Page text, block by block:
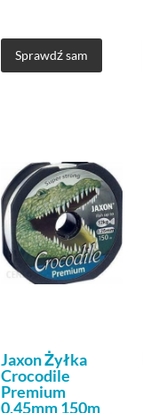
Sprawdź sam
Jaxon Żyłka
Crocodile
Premium
0,45mm 150m